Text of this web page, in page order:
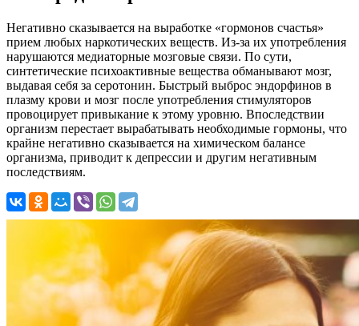
Негативно сказывается на выработке «гормонов счастья»
прием любых наркотических веществ. Из-за их употребления
нарушаются медиаторные мозговые связи. По сути,
синтетические психоактивные вещества обманывают мозг,
выдавая себя за серотонин. Быстрый выброс эндорфинов в
плазму крови и мозг после употребления стимуляторов
провоцирует привыкание к этому уровню. Впоследствии
организм перестает вырабатывать необходимые гормоны, что
крайне негативно сказывается на химическом балансе
организма, приводит к депрессии и другим негативным
последствиям.